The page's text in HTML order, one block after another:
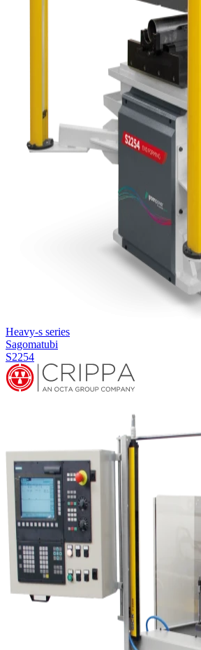
Heavy-s series
Sagomatubi
S2254